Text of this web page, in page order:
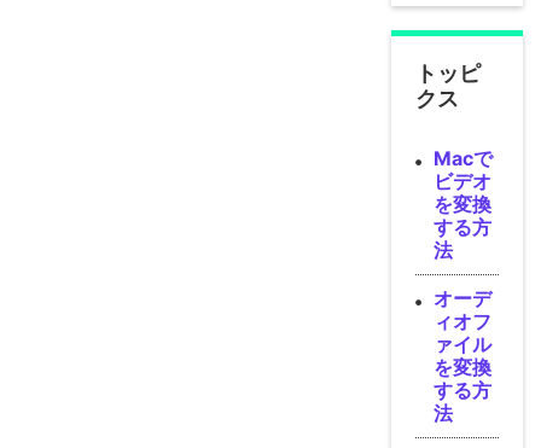
トッピ
クス
Macで
ビデオ
を変換
する方
法
オーデ
ィオフ
ァイル
を変換
する方
法